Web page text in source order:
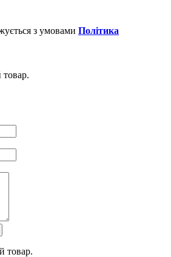
з умовами Політика
товар.
товар.